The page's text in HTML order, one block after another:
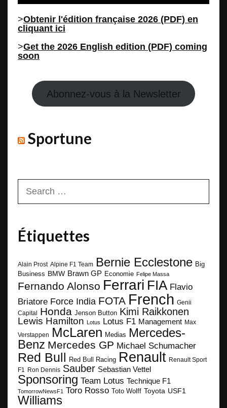
>Obtenir l'édition française 2026 (PDF) en
cliquant ici
>Get the 2026 English edition (PDF) coming
soon
Abonnez-vous à la Newsletter
Sportune
for:
Étiquettes
Alain Prost Alpine F1 Team Bernie Ecclestone Big
Business BMW Brawn GP Economie Felipe Massa
Fernando Alonso Ferrari FIA Flavio
Briatore Force India FOTA French Genii
Capital
Honda Jenson Button Kimi Raikkonen
Lewis Hamilton Lotus Lotus F1 Management Max
Verstappen McLaren Medias
Mercedes-
Benz Mercedes GP Michael Schumacher
Red Bull Red Bull Racing Renault Renault Sport
F1 Ron Dennis Sauber Sebastian Vettel
Sponsoring Team Lotus Technique F1
TomorrowNewsF1 Toro Rosso Toto Wolff Toyota USF1
Williams